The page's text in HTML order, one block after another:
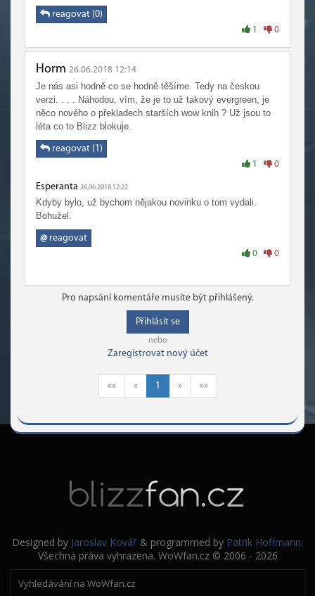
reagovat (0)
1 0
Horm 26.06.2018 12:14
Je nás asi hodně co se hodně těšíme. Tedy na českou
verzi. . . . Náhodou, vím, že je to už takový evergreen, je
něco nového o překladech starších wow knih ? Už jsou to
léta co to Blizz blokuje.
reagovat (1)
1 0
Esperanta 26.06.2018 12:22
Kdyby bylo, už bychom nějakou novinku o tom vydali.
Bohužel.
@reagovat
0 0
Pro napsání komentáře musíte být přihlášený.
Přihlásit se
nebo
Zaregistrovat nový účet
«« « 1 » »»
Designed by Jaroslav Kovář & programmed by Patrik Hoffmann.
Všechna práva vyhrazena. WoWfan.cz © 2006 - 2026